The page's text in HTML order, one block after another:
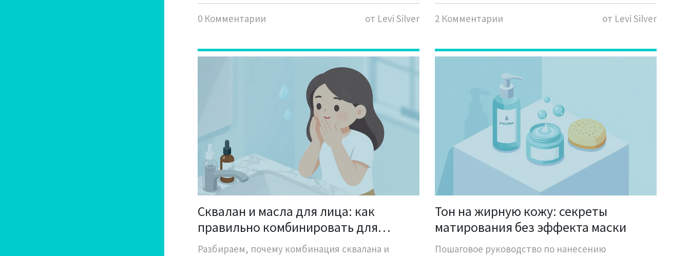
0 Комментарии от Levi Silver 2 Комментарии от Levi Silver
Сквалан и масла для лица: как
правильно комбинировать для
глубокого увлажнения
Разбираем, почему комбинация сквалана и
Тон на жирную кожу: секреты
матирования без эффекта маски
Пошаговое руководство по нанесению